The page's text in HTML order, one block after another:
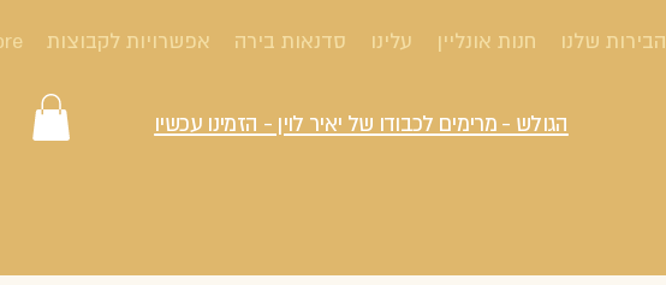
הגולש - מרימים לכבודו של יאיר לוין - הזמינו עכשיו
הבירות שלנו חנות אונליין עלינו סדנאות בירה אפשרויות לקבוצות